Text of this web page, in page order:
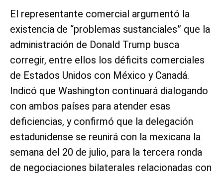
El representante comercial argumentó la
existencia de “problemas sustanciales” que la
administración de Donald Trump busca
corregir, entre ellos los déficits comerciales
de Estados Unidos con México y Canadá.
Indicó que Washington continuará dialogando
con ambos países para atender esas
deficiencias, y confirmó que la delegación
estadunidense se reunirá con la mexicana la
semana del 20 de julio, para la tercera ronda
de negociaciones bilaterales relacionadas con